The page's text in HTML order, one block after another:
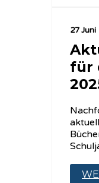
27 Juni
für